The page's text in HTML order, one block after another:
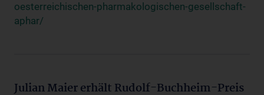
oesterreichischen-pharmakologischen-gesellschaft-
aphar/
Julian Maier erhält Rudolf-Buchheim-Preis